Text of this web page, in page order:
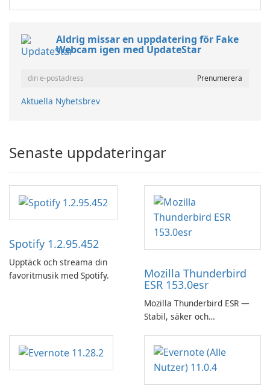
Aldrig missar en uppdatering för Fake
Webcam igen med UpdateStar
Aktuella Nyhetsbrev
Senaste uppdateringar
Spotify 1.2.95.452
Upptäck och streama din
favoritmusik med Spotify.
Mozilla Thunderbird
ESR 153.0esr
Mozilla Thunderbird ESR —
Stabil, säker och